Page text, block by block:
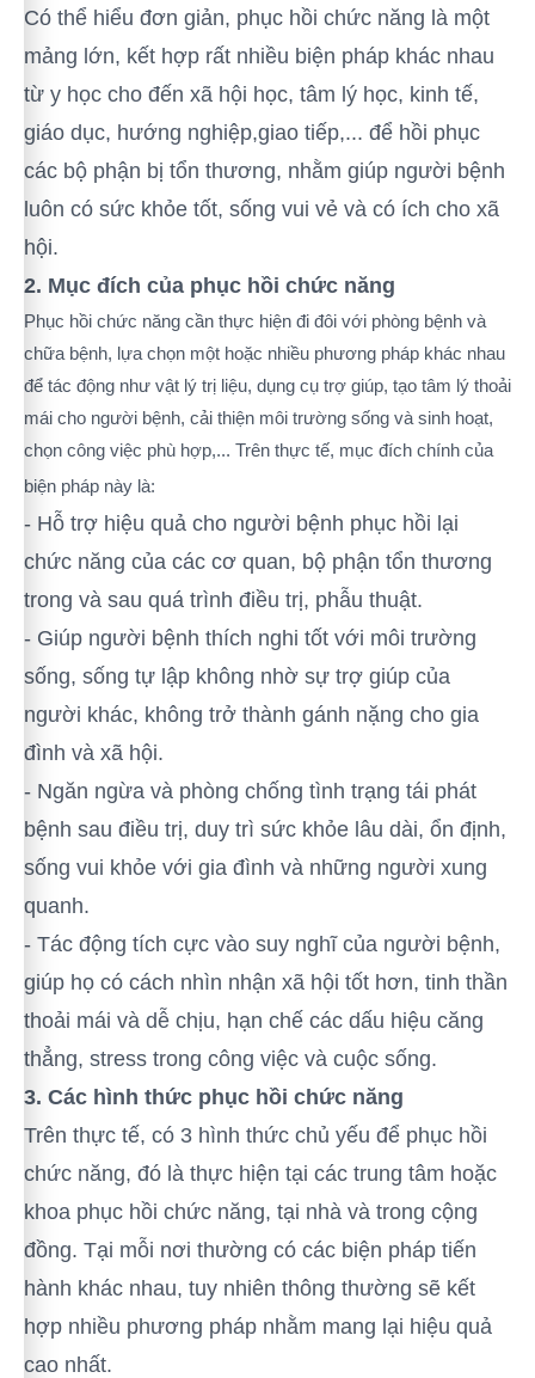
Có thể hiểu đơn giản, phục hồi chức năng là một
mảng lớn, kết hợp rất nhiều biện pháp khác nhau
từ y học cho đến xã hội học, tâm lý học, kinh tế,
giáo dục, hướng nghiệp,giao tiếp,... để hồi phục
các bộ phận bị tổn thương, nhằm giúp người bệnh
luôn có sức khỏe tốt, sống vui vẻ và có ích cho xã
hội.
2. Mục đích của phục hồi chức năng
Phục hồi chức năng cần thực hiện đi đôi với phòng bệnh và
chữa bệnh, lựa chọn một hoặc nhiều phương pháp khác nhau
để tác động như vật lý trị liệu, dụng cụ trợ giúp, tạo tâm lý thoải
mái cho người bệnh, cải thiện môi trường sống và sinh hoạt,
chọn công việc phù hợp,... Trên thực tế, mục đích chính của
biện pháp này là:
- Hỗ trợ hiệu quả cho người bệnh phục hồi lại
chức năng của các cơ quan, bộ phận tổn thương
trong và sau quá trình điều trị, phẫu thuật.
- Giúp người bệnh thích nghi tốt với môi trường
sống, sống tự lập không nhờ sự trợ giúp của
người khác, không trở thành gánh nặng cho gia
đình và xã hội.
- Ngăn ngừa và phòng chống tình trạng tái phát
bệnh sau điều trị, duy trì sức khỏe lâu dài, ổn định,
sống vui khỏe với gia đình và những người xung
quanh.
- Tác động tích cực vào suy nghĩ của người bệnh,
giúp họ có cách nhìn nhận xã hội tốt hơn, tinh thần
thoải mái và dễ chịu, hạn chế các dấu hiệu căng
thẳng, stress trong công việc và cuộc sống.
3. Các hình thức phục hồi chức năng
Trên thực tế, có 3 hình thức chủ yếu để phục hồi
chức năng, đó là thực hiện tại các trung tâm hoặc
khoa phục hồi chức năng, tại nhà và trong cộng
đồng. Tại mỗi nơi thường có các biện pháp tiến
hành khác nhau, tuy nhiên thông thường sẽ kết
hợp nhiều phương pháp nhằm mang lại hiệu quả
cao nhất.